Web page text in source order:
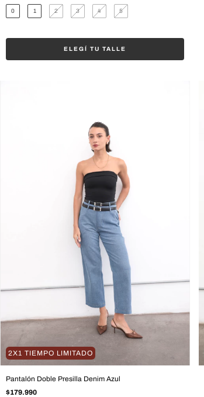
0 1 2 3 4 5
ELEGÍ TU TALLE
2X1 TIEMPO LIMITADO
Pantalón Doble Presilla Denim Azul
$179.990